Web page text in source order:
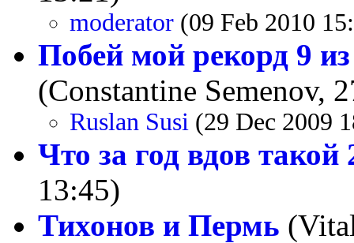
moderator (09 Feb 2010
Побей мой рекорд 9
(Constantine Semenov,
Ruslan Susi (29 Dec 2009
Что за год вдов такой
13:45)
Тихонов и Пермь